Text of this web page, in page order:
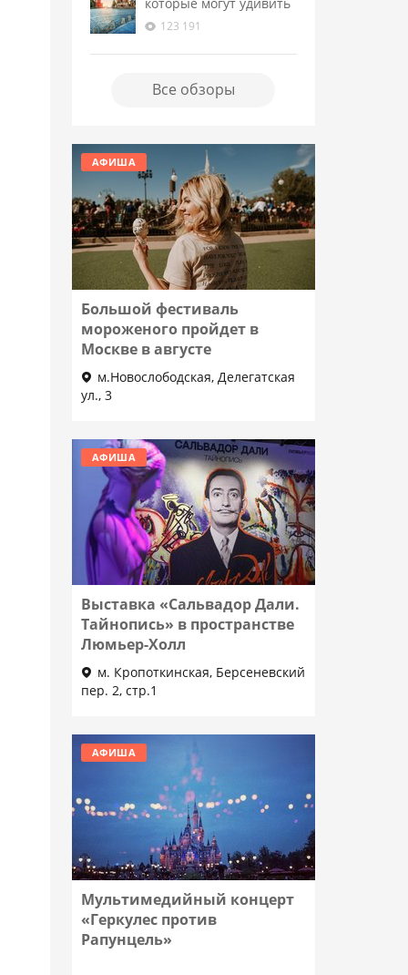
123 191
Все обзоры
АФИША
Большой фестиваль
мороженого пройдет в
Москве в августе
м.Новослободская, Делегатская
ул., 3
Подробнее
АФИША
Выставка «Сальвадор Дали.
Тайнопись» в пространстве
Люмьер-Холл
м. Кропоткинская, Берсеневский
пер. 2, стр.1
Подробнее
АФИША
Мультимедийный концерт
«Геркулес против
Рапунцель»